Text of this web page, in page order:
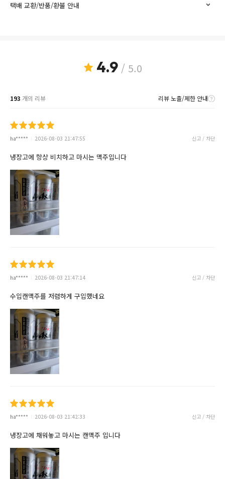
택배 교환/반품/환불 안내
4.9/ 5.0
193 개의 리뷰 리뷰 노출/제한 안내
ha***** 2026-08-03 21:47:55 신고 / 차단
냉장고에 항상 비치하고 마시는 맥주입니다
ha***** 2026-08-03 21:47:14 신고 / 차단
수입캔맥주를 저렴하게 구입했네요
ha***** 2026-08-03 21:42:33 신고 / 차단
냉장고에 채워놓고 마시는 캔맥주 입니다